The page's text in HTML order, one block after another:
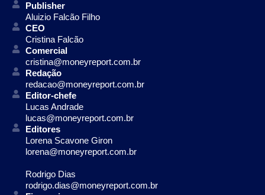
Publisher
Aluizio Falcão Filho
CEO
Cristina Falcão
Comercial
cristina@moneyreport.com.br
Redação
redacao@moneyreport.com.br
Editor-chefe
Lucas Andrade
lucas@moneyreport.com.br
Editores
Lorena Scavone Giron
lorena@moneyreport.com.br
Rodrigo Dias
rodrigo.dias@moneyreport.com.br